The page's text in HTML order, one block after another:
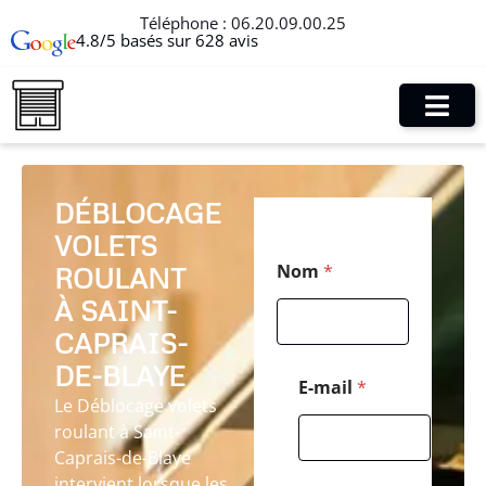
Téléphone : 06.20.09.00.25
4.8/5 basés sur 628 avis
DÉBLOCAGE
VOLETS
ROULANT
À SAINT-
CAPRAIS-
DE-BLAYE
Le Déblocage volets
roulant à Saint-
Caprais-de-Blaye
Nom *
E-mail *
d
C